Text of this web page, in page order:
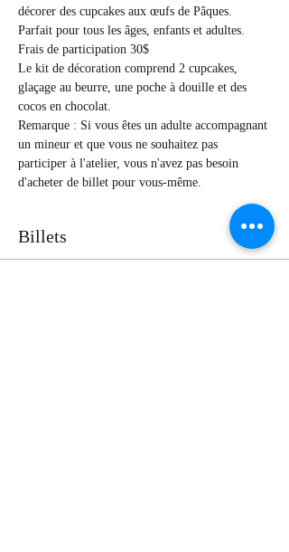
décorer des cupcakes aux œufs de Pâques.
Parfait pour tous les âges, enfants et adultes.
Frais de participation 30$
Le kit de décoration comprend 2 cupcakes,
glaçage au beurre, une poche à douille et des
cocos en chocolat.
Remarque : Si vous êtes un adulte accompagnant
un mineur et que vous ne souhaitez pas
participer à l'atelier, vous n'avez pas besoin
d'acheter de billet pour vous-même.
Billets